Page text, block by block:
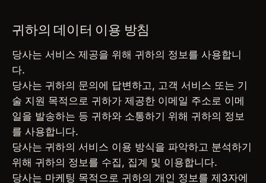
귀하의 데이터 이용 방침
당사는 서비스 제공을 위해 귀하의 정보를 사용합니
다.
당사는 귀하의 문의에 답변하고, 고객 서비스 또는 기
술 지원 목적으로 귀하가 제공한 이메일 주소로 이메
일을 발송하는 등 귀하와 소통하기 위해 귀하의 정보
를 사용합니다.
당사는 귀하의 서비스 이용 방식을 파악하고 분석하기
위해 귀하의 정보를 수집, 집계 및 이용합니다.
당사는 마케팅 목적으로 귀하의 개인 정보를 제3자에